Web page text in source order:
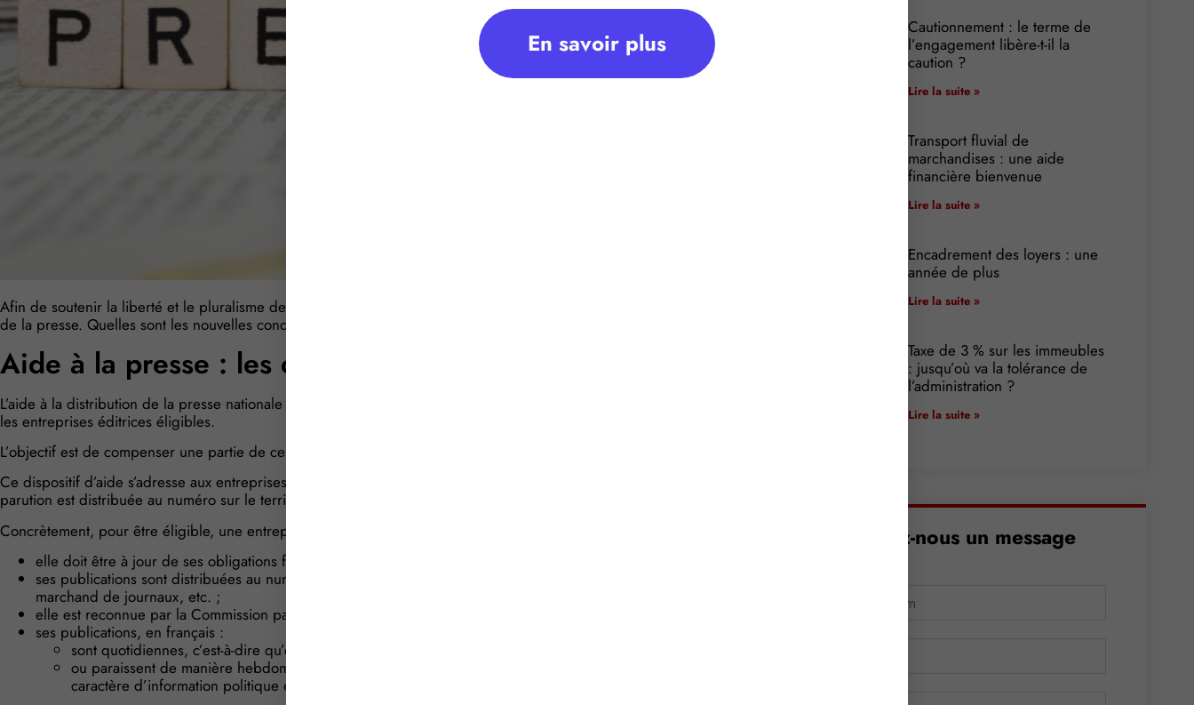
Afin de soutenir la liberté et le pluralisme de la presse, les pouvoirs publics ont refondu l’aide à la distribution
de la presse. Quelles sont les nouvelles conditions à respecter pour l’obtenir ?
Aide à la presse : les coûts de distribution ciblés
L’aide à la distribution de la presse nationale au numéro cible les coûts de distribution que doivent supporter
les entreprises éditrices éligibles.
L’objectif est de compenser une partie de ces coûts et de soutenir la pluralité de la presse.
Ce dispositif d’aide s’adresse aux entreprises éditrices d’une publication de presse nationale dont chaque
parution est distribuée au numéro sur le territoire français.
Concrètement, pour être éligible, une entreprise doit remplir les conditions cumulatives suivantes :
elle doit être à jour de ses obligations fiscales et de cotisations sociales ;
ses publications sont distribuées au numéro, c’est-à-dire, par exemple dans un kiosque, chez un
marchand de journaux, etc. ;
elle est reconnue par la Commission paritaire des publications et agences de presse (CPPAP) ;
ses publications, en français :
sont quotidiennes, c’est-à-dire qu’elles paraissent au moins 5 fois par semaine ;
ou paraissent de manière hebdomadaire, c’est-à-dire entre 1 et 4 fois par semaine, et ont un
caractère d’information politique et générale.
Cautionnement : le terme de
l’engagement libère-t-il la
caution ?
Lire la suite »
Transport fluvial de
marchandises : une aide
financière bienvenue
Lire la suite »
Encadrement des loyers : une
année de plus
Lire la suite »
Taxe de 3 % sur les immeubles
: jusqu’où va la tolérance de
l’administration ?
Lire la suite »
Envoyez-nous un message
En savoir plus